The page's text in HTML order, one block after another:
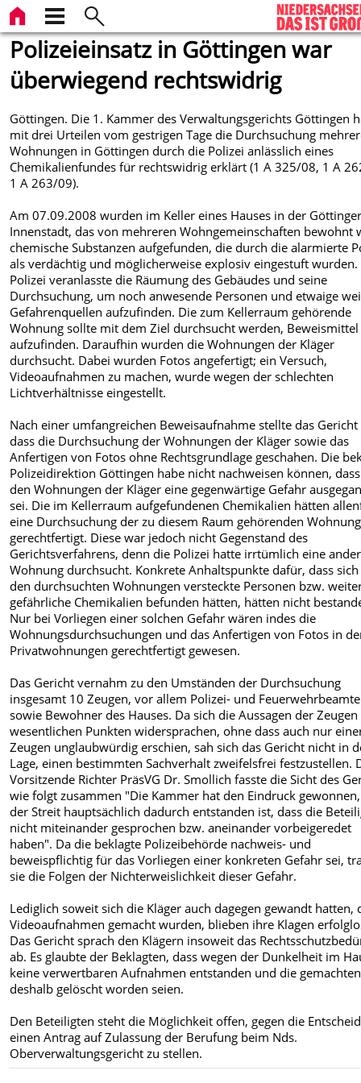
Polizeieinsatz in Göttingen war
überwiegend rechtswidrig
Göttingen. Die 1. Kammer des Verwaltungsgerichts Göttingen
mit drei Urteilen vom gestrigen Tage die Durchsuchung
Wohnungen in Göttingen durch die Polizei anlässlich eines
Chemikalienfundes für rechtswidrig erklärt (1 A 325/08, 1 A
1 A 263/09).
Am 07.09.2008 wurden im Keller eines Hauses in der
Innenstadt, das von mehreren Wohngemeinschaften bewohnt
chemische Substanzen aufgefunden, die durch die alarmierte
als verdächtig und möglicherweise explosiv eingestuft wurden.
Polizei veranlasste die Räumung des Gebäudes und seine
Durchsuchung, um noch anwesende Personen und etwaige
Gefahrenquellen aufzufinden. Die zum Kellerraum gehörende
Wohnung sollte mit dem Ziel durchsucht werden, Beweismittel
aufzufinden. Daraufhin wurden die Wohnungen der Kläger
durchsucht. Dabei wurden Fotos angefertigt; ein Versuch,
Videoaufnahmen zu machen, wurde wegen der schlechten
Lichtverhältnisse eingestellt.
Nach einer umfangreichen Beweisaufnahme stellte das Gericht
dass die Durchsuchung der Wohnungen der Kläger sowie das
Anfertigen von Fotos ohne Rechtsgrundlage geschahen. Die
Polizeidirektion Göttingen habe nicht nachweisen können,
den Wohnungen der Kläger eine gegenwärtige Gefahr
sei. Die im Kellerraum aufgefundenen Chemikalien hätten
eine Durchsuchung der zu diesem Raum gehörenden Wohnung
gerechtfertigt. Diese war jedoch nicht Gegenstand des
Gerichtsverfahrens, denn die Polizei hatte irrtümlich eine
Wohnung durchsucht. Konkrete Anhaltspunkte dafür, dass
den durchsuchten Wohnungen versteckte Personen bzw.
gefährliche Chemikalien befunden hätten, hätten nicht
Nur bei Vorliegen einer solchen Gefahr wären indes die
Wohnungsdurchsuchungen und das Anfertigen von Fotos in
Privatwohnungen gerechtfertigt gewesen.
Das Gericht vernahm zu den Umständen der Durchsuchung
insgesamt 10 Zeugen, vor allem Polizei- und Feuerwehrbeamte
sowie Bewohner des Hauses. Da sich die Aussagen der
wesentlichen Punkten widersprachen, ohne dass auch nur
Zeugen unglaubwürdig erschien, sah sich das Gericht nicht in
Lage, einen bestimmten Sachverhalt zweifelsfrei festzustellen.
Vorsitzende Richter PräsVG Dr. Smollich fasste die Sicht des
wie folgt zusammen "Die Kammer hat den Eindruck
der Streit hauptsächlich dadurch entstanden ist, dass die
nicht miteinander gesprochen bzw. aneinander vorbeigeredet
haben". Da die beklagte Polizeibehörde nachweis- und
beweispflichtig für das Vorliegen einer konkreten Gefahr sei,
sie die Folgen der Nichterweislichkeit dieser Gefahr.
Lediglich soweit sich die Kläger auch dagegen gewandt hatten,
Videoaufnahmen gemacht wurden, blieben ihre Klagen
Das Gericht sprach den Klägern insoweit das
ab. Es glaubte der Beklagten, dass wegen der Dunkelheit im
keine verwertbaren Aufnahmen entstanden und die gemachten
deshalb gelöscht worden seien.
Den Beteiligten steht die Möglichkeit offen, gegen die
einen Antrag auf Zulassung der Berufung beim Nds.
Oberverwaltungsgericht zu stellen.